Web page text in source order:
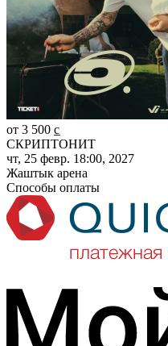
от 3 500 c̲
СКРИПТОНИТ
чт, 25 февр. 18:00, 2027
Жаштык арена
Способы оплаты